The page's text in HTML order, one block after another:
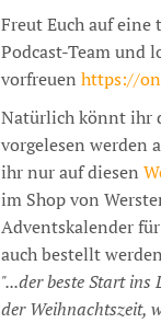
Freut Euch auf
Podcast-Team und
vorfreuen https://
Natürlich könnt ihr
vorgelesen werden
ihr nur auf diesen
im Shop von
Adventskalender
auch bestellt werden
"...der beste Start
der Weihnachtszeit,